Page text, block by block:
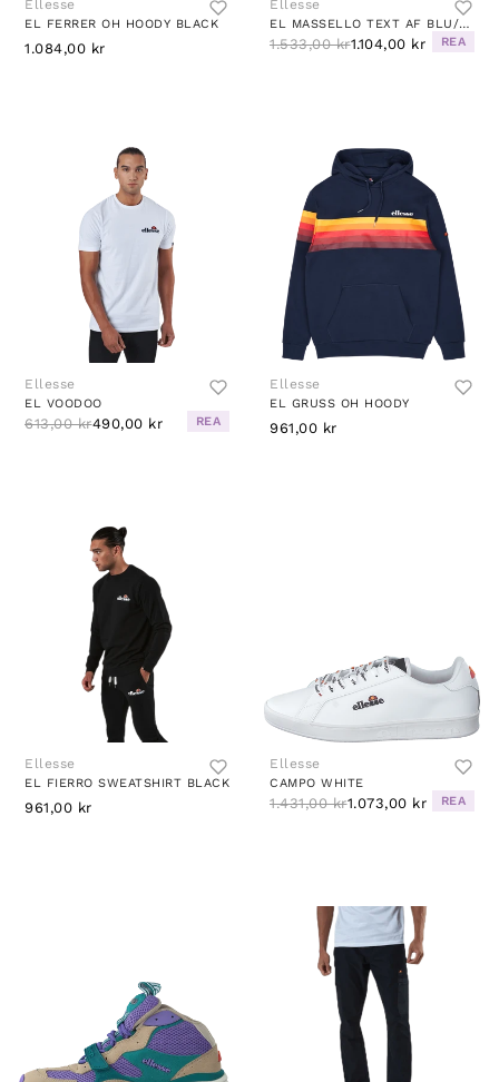
Ellesse
EL FERRER OH HOODY BLACK
1.084,00 kr
Ellesse
EL MASSELLO TEXT AF BLU/WHT/RED
1.533,00 kr1.104,00 kr REA
Ellesse
EL VOODOO
613,00 kr490,00 kr REA
Ellesse
EL GRUSS OH HOODY
961,00 kr
Ellesse
EL FIERRO SWEATSHIRT BLACK
961,00 kr
Ellesse
CAMPO WHITE
1.431,00 kr1.073,00 kr REA